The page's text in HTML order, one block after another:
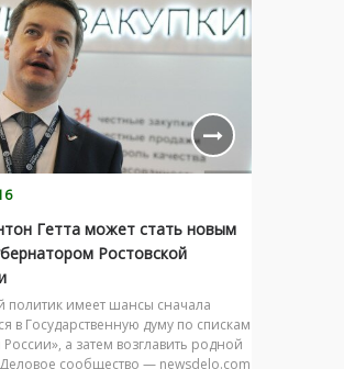
Гетта может стать новым
Ростовской
политик имеет шансы сначала
в Государственную думу по спискам
а затем возглавить родной
сообщество — newsdelo.com